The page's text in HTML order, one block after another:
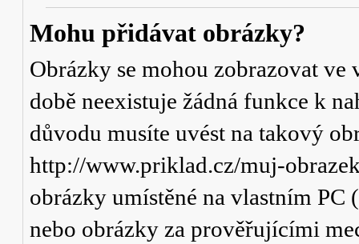
Mohu přidávat obrázky?
Obrázky se mohou zobrazovat
době neexistuje žádná funkce k
důvodu musíte uvést na takový
http://www.priklad.cz/muj-
obrázky umístěné na vlastním PC
nebo obrázky za prověřujícími